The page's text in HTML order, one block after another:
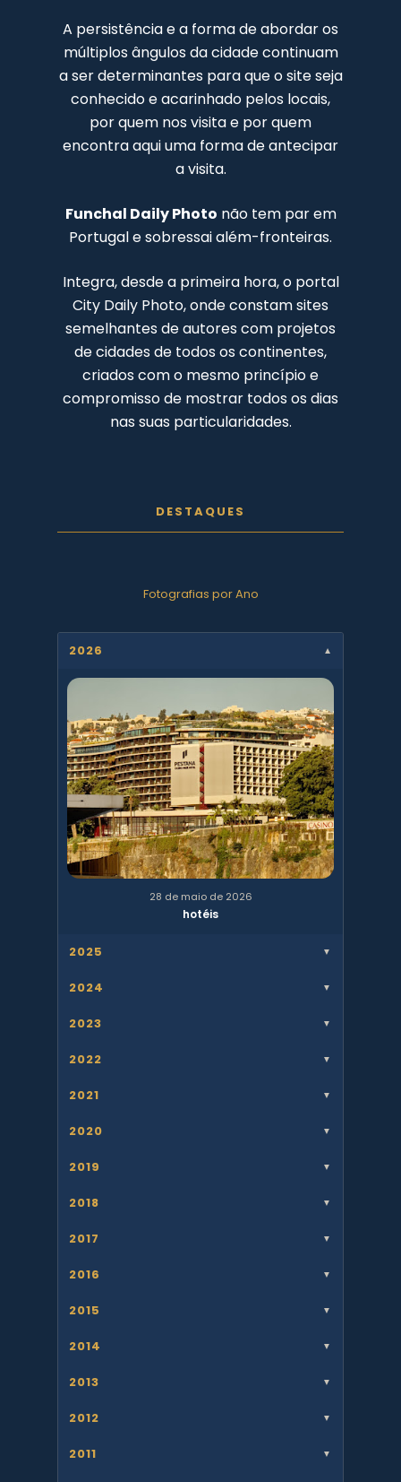
A persistência e a forma de abordar os
múltiplos ângulos da cidade continuam
a ser determinantes para que o site seja
conhecido e acarinhado pelos locais,
por quem nos visita e por quem
encontra aqui uma forma de antecipar
a visita.
Funchal Daily Photo não tem par em
Portugal e sobressai além-fronteiras.
Integra, desde a primeira hora, o portal
City Daily Photo, onde constam sites
semelhantes de autores com projetos
de cidades de todos os continentes,
criados com o mesmo princípio e
compromisso de mostrar todos os dias
nas suas particularidades.
DESTAQUES
Fotografias por Ano
2026 ▼
28 de maio de 2026
hotéis
2025 ▼
2024 ▼
2023 ▼
2022 ▼
2021 ▼
2020 ▼
2019 ▼
2018 ▼
2017 ▼
2016 ▼
2015 ▼
2014 ▼
2013 ▼
2012 ▼
2011 ▼